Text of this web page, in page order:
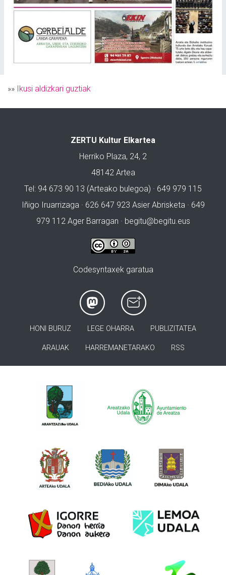
»» Ikusi aldizkari guztiak
ZERTU Kultur Elkartea
Herriko Plaza, 24, 2
48142 Artea
Tel: 94 673 90 13 (Arteako bulegoa) · 649 979 115
Iñigo Iruarrizaga · 626 647 923 Asier Abrisketa · 649
979 112 Ager Barragan · begitu@begitu.eus
Codesyntaxek garatua
HONI BURUZ LEGE OHARRA PUBLIZITATEA
ARAUAK HARREMANETARAKO RSS